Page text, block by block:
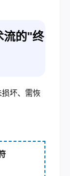
流的"终
坏、需恢